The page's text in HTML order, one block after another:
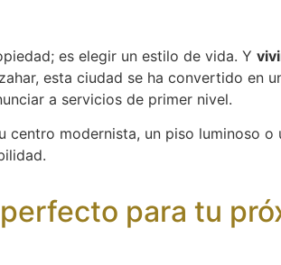
es elegir un estilo de vida. Y
esta ciudad se ha convertido en
a servicios de primer nivel.
centro modernista, un piso luminoso
para tu